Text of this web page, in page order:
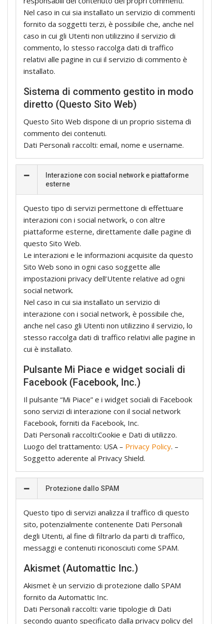
Nel caso in cui sia installato un servizio di commenti
fornito da soggetti terzi, è possibile che, anche nel
caso in cui gli Utenti non utilizzino il servizio di
commento, lo stesso raccolga dati di traffico
relativi alle pagine in cui il servizio di commento è
installato.
Sistema di commento gestito in modo
diretto (Questo Sito Web)
Questo Sito Web dispone di un proprio sistema di
commento dei contenuti.
Dati Personali raccolti: email, nome e username.
Interazione con social network e piattaforme
esterne
Questo tipo di servizi permettone di effettuare
interazioni con i social network, o con altre
piattaforme esterne, direttamente dalle pagine di
questo Sito Web.
Le interazioni e le informazioni acquisite da questo
Sito Web sono in ogni caso soggette alle
impostazioni privacy dell’Utente relative ad ogni
social network.
Nel caso in cui sia installato un servizio di
interazione con i social network, è possibile che,
anche nel caso gli Utenti non utilizzino il servizio, lo
stesso raccolga dati di traffico relativi alle pagine in
cui è installato.
Pulsante Mi Piace e widget sociali di
Facebook (Facebook, Inc.)
Il pulsante “Mi Piace” e i widget sociali di Facebook
sono servizi di interazione con il social network
Facebook, forniti da Facebook, Inc.
Dati Personali raccolti:Cookie e Dati di utilizzo.
Luogo del trattamento: USA – Privacy Policy. –
Soggetto aderente al Privacy Shield.
Protezione dallo SPAM
Questo tipo di servizi analizza il traffico di questo
sito, potenzialmente contenente Dati Personali
degli Utenti, al fine di filtrarlo da parti di traffico,
messaggi e contenuti riconosciuti come SPAM.
Akismet (Automattic Inc.)
Akismet è un servizio di protezione dallo SPAM
fornito da Automattic Inc.
Dati Personali raccolti: varie tipologie di Dati
secondo quanto specificato dalla privacy policy del